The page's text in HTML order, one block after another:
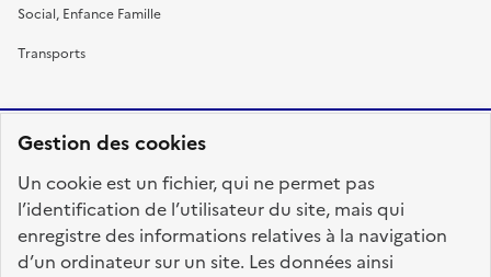
Gestion des cookies
Un cookie est un fichier, qui ne permet pas
l’identification de l’utilisateur du site, mais qui
enregistre des informations relatives à la navigation
d’un ordinateur sur un site. Les données ainsi
Social, Enfance Famille
Transports
FRANÇAISE